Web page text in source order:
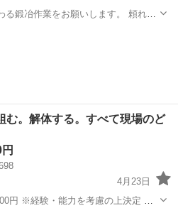
る鍛冶作業をお願いします。 頼れる
む。解体する。すべて現場のど
4月23日